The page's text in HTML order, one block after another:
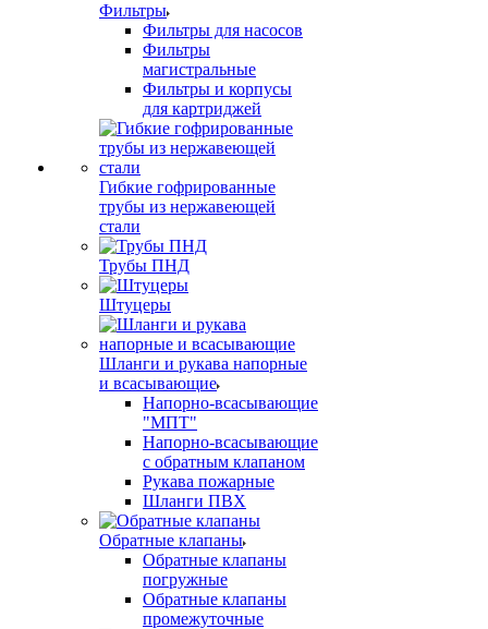
Фильтры
Фильтры для насосов
Фильтры
магистральные
Фильтры и корпусы
для картриджей
Гибкие гофрированные
трубы из нержавеющей
стали
Трубы ПНД
Штуцеры
Шланги и рукава напорные
и всасывающие
Напорно-всасывающие
"МПТ"
Напорно-всасывающие
с обратным клапаном
Рукава пожарные
Шланги ПВХ
Обратные клапаны
Обратные клапаны
погружные
Обратные клапаны
промежуточные